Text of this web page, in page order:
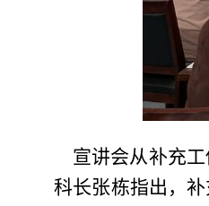
宣讲会从补充
科长张栋指出，